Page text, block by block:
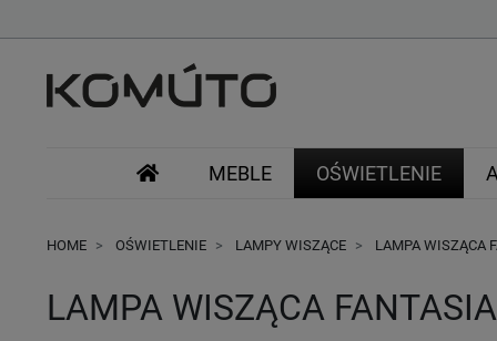
MEBLE OŚWIETLENIE
HOME OŚWIETLENIE LAMPY WISZĄCE LAMPA WISZĄCA
LAMPA WISZĄCA